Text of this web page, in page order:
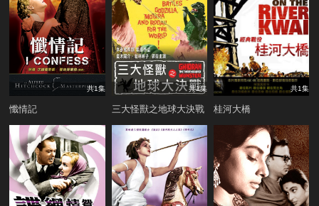
共1集
懺情記
共1集
三大怪獸之地球大決戰
共1集
桂河大橋